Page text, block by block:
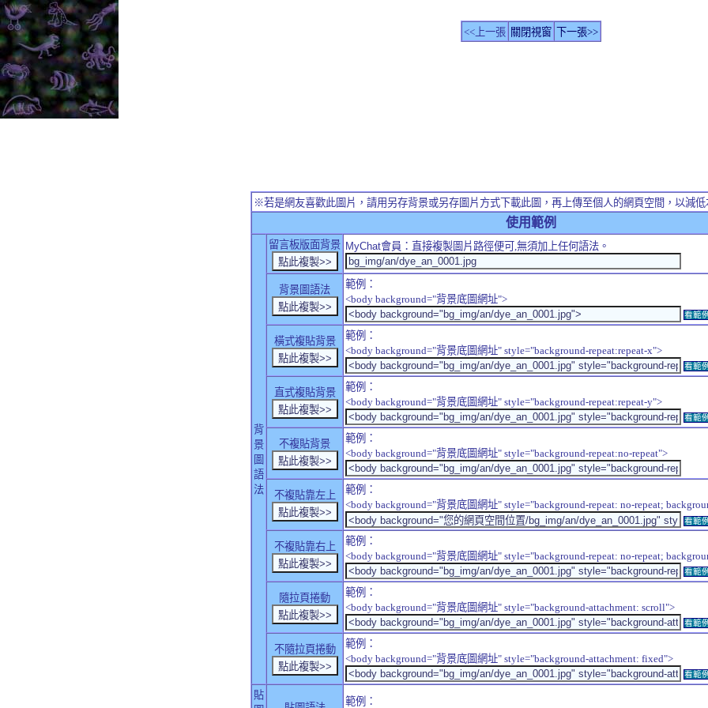
<<上一張 關閉視窗 下一張>>
※若是網友喜歡此圖片，請用另存背景或另存圖片方式下載此圖，再上傳至個人的網頁空間，以減低
使用範例
背
景
圖
語
法
留言板版面背景 MyChat會員：直接複製圖片路徑便可,無須加上任何語法。
背景圖語法
範例：
<body background="背景底圖網址">
看範例
橫式複貼背景
範例：
<body background="背景底圖網址" style="background-repeat:repeat-x">
看範例
直式複貼背景
範例：
<body background="背景底圖網址" style="background-repeat:repeat-y">
看範例
不複貼背景
範例：
<body background="背景底圖網址" style="background-repeat:no-repeat">
不複貼靠左上
範例：
<body background="背景底圖網址" style="background-repeat: no-repeat;
看範例
不複貼靠右上
範例：
<body background="背景底圖網址" style="background-repeat: no-repeat;
看範例
隨拉頁捲動
範例：
<body background="背景底圖網址" style="background-attachment: scroll">
看範例
不隨拉頁捲動
範例：
<body background="背景底圖網址" style="background-attachment: fixed">
看範例
貼
範例：